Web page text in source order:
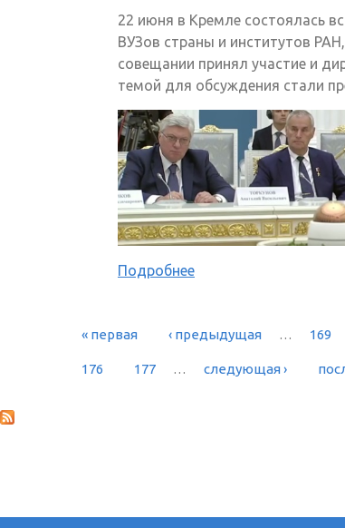
22 июня в Кремле состоялась
ВУЗов страны и институтов
совещании принял участие и
темой для обсуждения стали
Подробнее
СТРАНИЦЫ
« первая ‹ предыдущая … 169
176 177 … следующая ›